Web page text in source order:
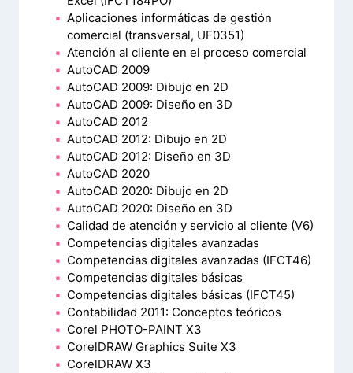
Aplicaciones informáticas de gestión
comercial (transversal, UF0351)
Atención al cliente en el proceso comercial
AutoCAD 2009
AutoCAD 2009: Dibujo en 2D
AutoCAD 2009: Diseño en 3D
AutoCAD 2012
AutoCAD 2012: Dibujo en 2D
AutoCAD 2012: Diseño en 3D
AutoCAD 2020
AutoCAD 2020: Dibujo en 2D
AutoCAD 2020: Diseño en 3D
Calidad de atención y servicio al cliente (V6)
Competencias digitales avanzadas
Competencias digitales avanzadas (IFCT46)
Competencias digitales básicas
Competencias digitales básicas (IFCT45)
Contabilidad 2011: Conceptos teóricos
Corel PHOTO-PAINT X3
CorelDRAW Graphics Suite X3
CorelDRAW X3